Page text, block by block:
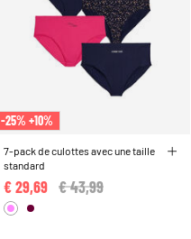
-25% +10%
7-pack de culottes avec une taille
standard
Price reduced from
€ 43,99
€ 29,69